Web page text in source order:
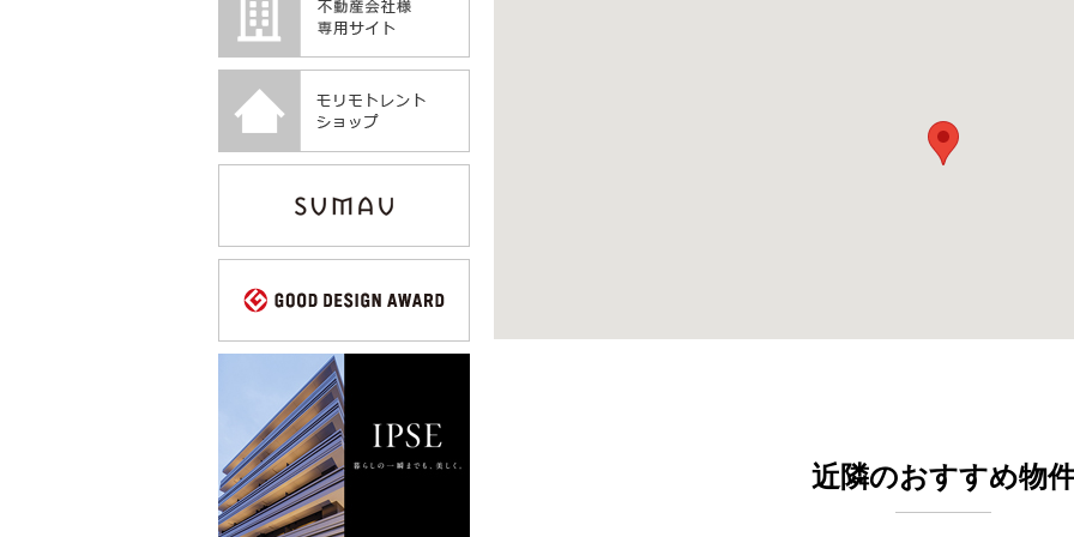
近隣のおすすめ物